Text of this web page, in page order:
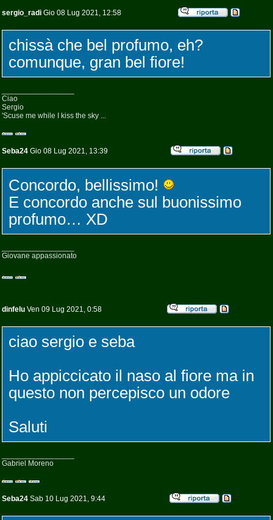
sergio_radi Gio 08 Lug 2021, 12:58
chissà che bel profumo, eh?
comunque, gran bel fiore!
Ciao
Sergio
'Scuse me while I kiss the sky ...
Seba24 Gio 08 Lug 2021, 13:39
Concordo, bellissimo!
E concordo anche sul buonissimo
profumo… XD
Giovane appassionato
dinfelu Ven 09 Lug 2021, 0:58
ciao sergio e seba
Ho appiccicato il naso al fiore ma in
questo non percepisco un odore
Saluti
Gabriel Moreno
Seba24 Sab 10 Lug 2021, 9:44